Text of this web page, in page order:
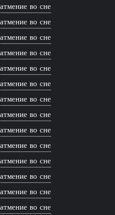
во сне
во сне
во сне
во сне
во сне
во сне
во сне
во сне
во сне
во сне
во сне
во сне
во сне
во сне